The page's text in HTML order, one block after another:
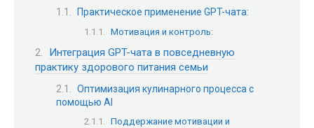
Практическое применение GPT-чата:
Мотивация и контроль:
Интеграция GPT-чата в повседневную
практику здорового питания семьи
Оптимизация кулинарного процесса с
помощью AI
Поддержание мотивации и